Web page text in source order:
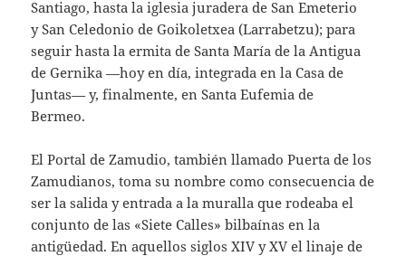
Santiago, hasta la iglesia juradera de San Emeterio
y San Celedonio de Goikoletxea (Larrabetzu); para
seguir hasta la ermita de Santa María de la Antigua
de Gernika —hoy en día, integrada en la Casa de
Juntas— y, finalmente, en Santa Eufemia de
Bermeo.
El Portal de Zamudio, también llamado Puerta de los
Zamudianos, toma su nombre como consecuencia de
ser la salida y entrada a la muralla que rodeaba el
conjunto de las «Siete Calles» bilbaínas en la
antigüedad. En aquellos siglos XIV y XV el linaje de